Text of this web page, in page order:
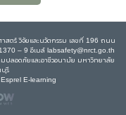
สตร์ วิจัยและนวัตกรรม เลขที่ 196 ถนน
– 9 อีเมล์ labsafety@nrct.go.th
ปลอดภัยและอาชีวอนามัย มหาวิทยาลัย
บุรี
E-learning